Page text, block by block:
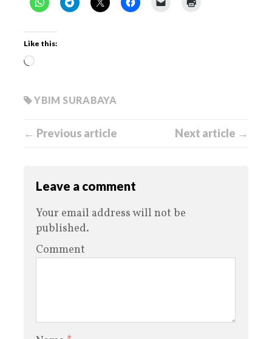
Like this:
YBIM SURABAYA
← Previous article Next article →
Leave a comment
Your email address will not be
published.
Comment